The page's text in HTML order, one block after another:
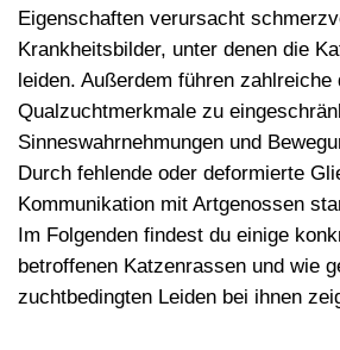
Eigenschaften verursacht
Krankheitsbilder, unter denen die
leiden. Außerdem führen zahlreiche
Qualzuchtmerkmale zu
Sinneswahrnehmungen und
Durch fehlende oder deformierte
Kommunikation mit Artgenossen
Im Folgenden findest du einige
betroffenen Katzenrassen und wie
zuchtbedingten Leiden bei ihnen